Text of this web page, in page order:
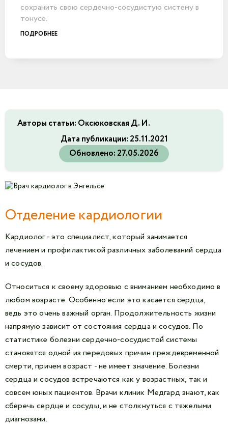
сохранить свою сердечно-сосудистую систему в
тонусе.
ПОДРОБНЕЕ
Авторы статьи: Оксюковская Д. И.
Дата публикации: 25.11.2021
Обновлено: 27.05.2026
Отделение кардиологии
Кардиолог - это специалист, который занимается
лечением и профилактикой различных заболеваний сердца
и сосудов.
Относиться к своему здоровью с вниманием необходимо в
любом возрасте. Особенно если это касается сердца,
ведь это очень важный орган. Продолжительность жизни
напрямую зависит от состояния сердца и сосудов. По
статистике болезни сердечно-сосудистой системы
становятся одной из передовых причин преждевременной
смерти, причем возраст - не имеет значение. Болезни
сердца и сосудов встречаются как у возрастных, так и
совсем юных пациентов. Врачи клиник Медгард знают, как
сберечь сердце и сосуды, и не столкнуться с тяжелыми
диагнозами.